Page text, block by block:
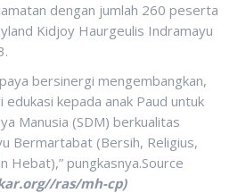
dengan jumlah 260 peserta
Kidjoy Haurgeulis Indramayu
bersinergi mengembangkan,
kepada anak Paud untuk
Manusia (SDM) berkualitas
Bermartabat (Bersih, Religius,
Hebat),” pungkasnya.Source
ras/mh-cp)